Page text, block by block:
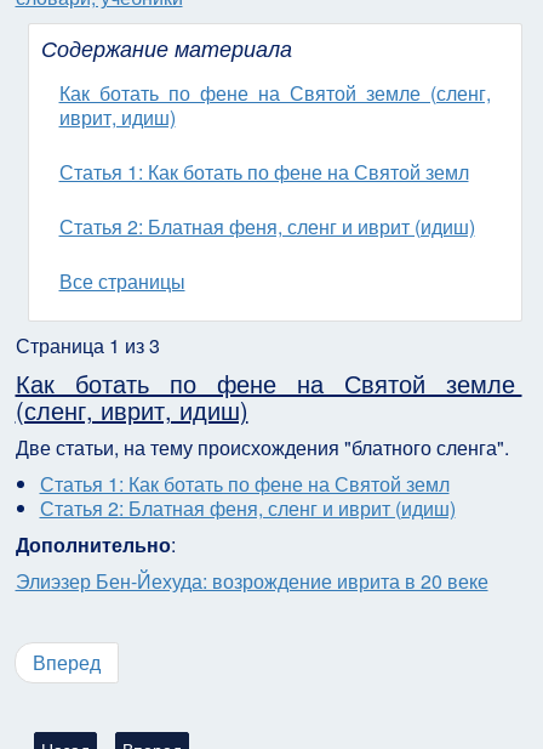
Содержание материала
Как ботать по фене на Святой земле (сленг,
иврит, идиш)
Статья 1: Как ботать по фене на Святой земл
Статья 2: Блатная феня, сленг и иврит (идиш)
Все страницы
Страница 1 из 3
Как ботать по фене на Святой земле
(сленг, иврит, идиш)
Две статьи, на тему происхождения "блатного сленга".
Статья 1: Как ботать по фене на Святой земл
Статья 2: Блатная феня, сленг и иврит (идиш)
Дополнительно:
Элиэзер Бен-Йехуда: возрождение иврита в 20 веке
Вперед